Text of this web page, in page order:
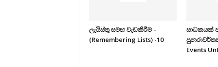
ලැයිස්තු සමඟ වැඩකිරීම –
(Remembering Lists) -10
සාධකයක්
Events